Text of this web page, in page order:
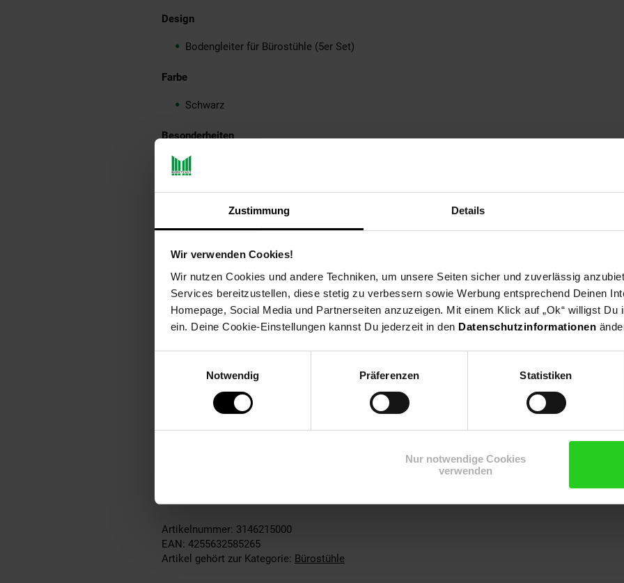
Zustimmung Details
Wir verwenden Cookies!
Wir nutzen Cookies und andere Techniken, um unsere Seiten sicher und zuverlässig
Services bereitzustellen, diese stetig zu verbessern sowie Werbung entsprechend Deinen
Homepage, Social Media und Partnerseiten anzuzeigen. Mit einem Klick auf „Ok“ willigst Du
ein. Deine Cookie-Einstellungen kannst Du jederzeit in den Datenschutzinformationen
Notwendig
Präferenzen Statistiken
Nur notwendige Cookies
verwenden
Design
Bodengleiter für Bürostühle (5er Set)
Farbe
Schwarz
Besonderheiten
Durchmesser PIN: 11mm
Gesamthöhe: 55 mm
Höhe Gleiter ohne PIN: 34 mm
Höhe PIN: 21 mm
Hochabriebfest und nicht schmierend
Geeignet für
Laminat
Parkett
Holzdielen
Artikelnummer: 3146215000
EAN: 4255632585265
Artikel gehört zur Kategorie: Bürostühle